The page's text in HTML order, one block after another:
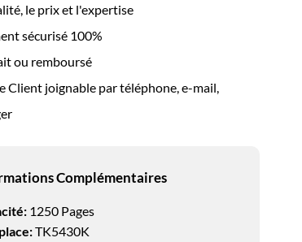
le prix et l'expertise
sécurisé 100%
ou remboursé
Client joignable par téléphone, e-mail,
Complémentaires
1250 Pages
TK5430K